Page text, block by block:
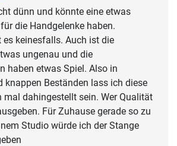
dünn und könnte eine etwas
die Handgelenke haben.
keinesfalls. Auch ist die
ungenau und die
haben etwas Spiel. Also in
knappen Beständen lass ich diese
mal dahingestellt sein. Wer Qualität
Für Zuhause gerade so zu
Studio würde ich der Stange